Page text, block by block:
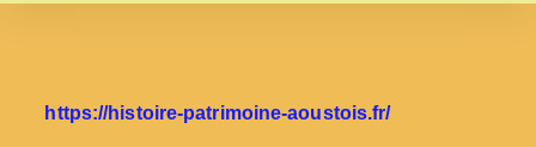
https://histoire-patrimoine-aoustois.fr/